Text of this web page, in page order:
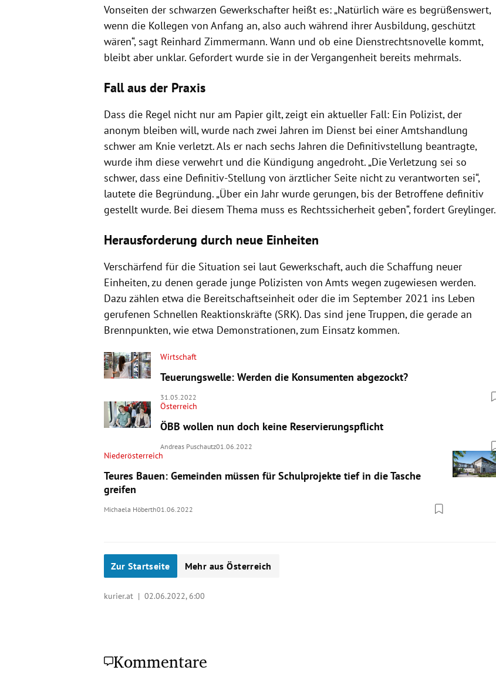
Vonseiten der schwarzen Gewerkschafter heißt es: „Natürlich wäre es begrüßenswert,
wenn die Kollegen von Anfang an, also auch während ihrer Ausbildung, geschützt
wären“, sagt Reinhard Zimmermann. Wann und ob eine Dienstrechtsnovelle kommt,
bleibt aber unklar. Gefordert wurde sie in der Vergangenheit bereits mehrmals.
Fall aus der Praxis
Dass die Regel nicht nur am Papier gilt, zeigt ein aktueller Fall: Ein Polizist, der
anonym bleiben will, wurde nach zwei Jahren im Dienst bei einer Amtshandlung
schwer am Knie verletzt. Als er nach sechs Jahren die Definitivstellung beantragte,
wurde ihm diese verwehrt und die Kündigung angedroht. „Die Verletzung sei so
schwer, dass eine Definitiv-Stellung von ärztlicher Seite nicht zu verantworten sei“,
lautete die Begründung. „Über ein Jahr wurde gerungen, bis der Betroffene definitiv
gestellt wurde. Bei diesem Thema muss es Rechtssicherheit geben“, fordert Greylinger.
Herausforderung durch neue Einheiten
Verschärfend für die Situation sei laut Gewerkschaft, auch die Schaffung neuer
Einheiten, zu denen gerade junge Polizisten von Amts wegen zugewiesen werden.
Dazu zählen etwa die Bereitschaftseinheit oder die im September 2021 ins Leben
gerufenen Schnellen Reaktionskräfte (SRK). Das sind jene Truppen, die gerade an
Brennpunkten, wie etwa Demonstrationen, zum Einsatz kommen.
Wirtschaft
Teuerungswelle: Werden die Konsumenten abgezockt?
31.05.2022
Österreich
ÖBB wollen nun doch keine Reservierungspflicht
Andreas Puschautz01.06.2022
Niederösterreich
Teures Bauen: Gemeinden müssen für Schulprojekte tief in die Tasche
greifen
Michaela Höberth01.06.2022
Zur Startseite Mehr aus Österreich
kurier.at | 02.06.2022, 6:00
Kommentare